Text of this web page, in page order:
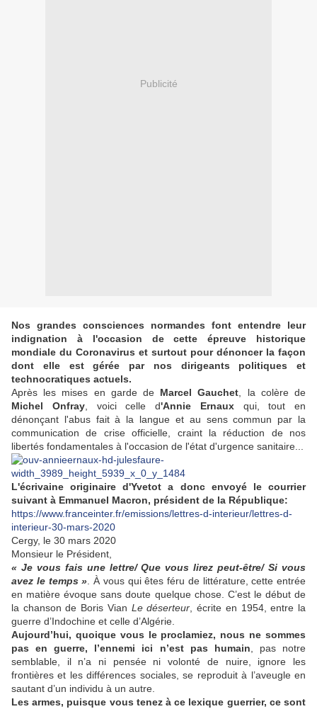
Publicité
Nos grandes consciences normandes font entendre leur
indignation à l'occasion de cette épreuve historique
mondiale du Coronavirus et surtout pour dénoncer la façon
dont elle est gérée par nos dirigeants politiques et
technocratiques actuels.
Après les mises en garde de Marcel Gauchet , la colère de
Michel Onfray, voici celle d'Annie Ernauxqui, tout en
dénonçant l'abus fait à la langue et au sens commun par la
communication de crise officielle, craint la réduction de nos
libertés fondamentales à l'occasion de l'état d'urgence sanitaire...
L'écrivaine originaire d'Yvetot a donc envoyé le courrier
suivant à Emmanuel Macron, président de la République:
https://www.franceinter.fr/emissions/lettres-d-interieur/lettres-d-
interieur-30-mars-2020
Cergy, le 30 mars 2020
Monsieur le Président,
« Je vous fais une lettre/ Que vous lirez peut-être/ Si vous
avez le temps » . À vous qui êtes féru de littérature, cette entrée
en matière évoque sans doute quelque chose. C’est le début de
la chanson de Boris Vian Le déserteur , écrite en 1954, entre la
guerre d’Indochine et celle d’Algérie.
Aujourd’hui, quoique vous le proclamiez, nous ne sommes
pas en guerre, l’ennemi ici n’est pas humain , pas notre
semblable, il n’a ni pensée ni volonté de nuire, ignore les
frontières et les différences sociales, se reproduit à l’aveugle en
sautant d’un individu à un autre.
Les armes, puisque vous tenez à ce lexique guerrier, ce sont